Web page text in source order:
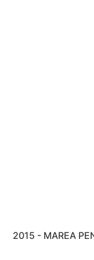
2015 - MAREA